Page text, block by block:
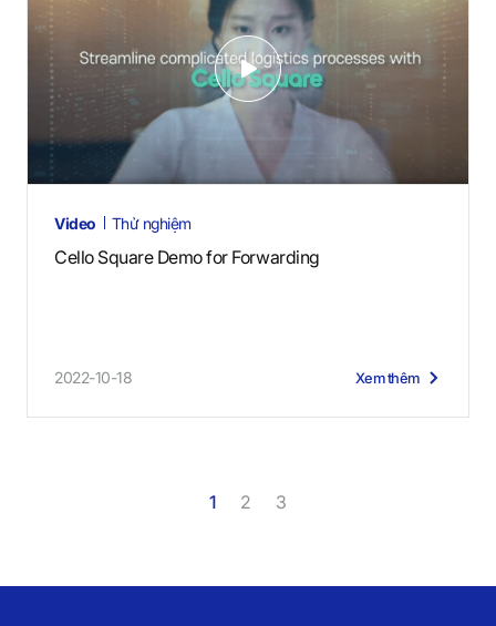
V
i
d
s
Video Thử nghiệm
Cello Square Demo for Forwarding
2022-10-18 Xem thêm
1 2 3